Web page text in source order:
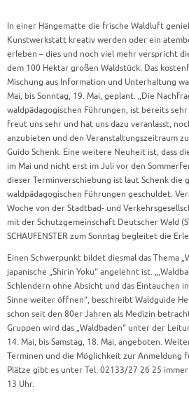
In einer Hängematte die frische Waldluft
Kunstwerkstatt kreativ werden oder ein
erleben – dies und noch viel mehr verspricht
dem 100 Hektar großen Waldstück. Das
Mischung aus Information und Unterhaltung
Mai, bis Sonntag, 19. Mai, geplant. „Die
waldpädagogischen Führungen, ist bereits
freut uns sehr und hat uns dazu veranlasst,
anzubieten und den Veranstaltungszeitraum
Guido Schenk. Eine weitere Neuheit ist, dass
im Mai und nicht erst im Juli vor den
dieser Terminverschiebung ist laut Schenk die
waldpädagogischen Führungen geschuldet.
Woche von der Stadtbad- und
mit der Schutzgemeinschaft Deutscher Wald
SCHAUFENSTER zum Sonntag begleitet die
Einen Schwerpunkt bildet diesmal das Thema
japanische „Shirin Yoku“ angelehnt ist.
Schlendern ohne Absicht und das Eintauchen
Sinne weiter öffnen“, beschreibt Waldguide
schon seit den 80er Jahren als Medizin
Gruppen wird das „Waldbaden“ unter der
14. Mai, bis Samstag, 18. Mai, angeboten.
Terminen und die Möglichkeit zur Anmeldung
Plätze gibt es unter Tel. 02133/27 26 25
13 Uhr.